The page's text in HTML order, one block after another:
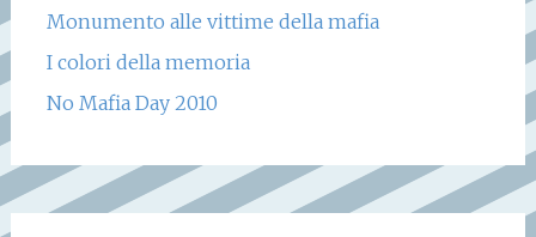
Monumento alle vittime della mafia
I colori della memoria
No Mafia Day 2010